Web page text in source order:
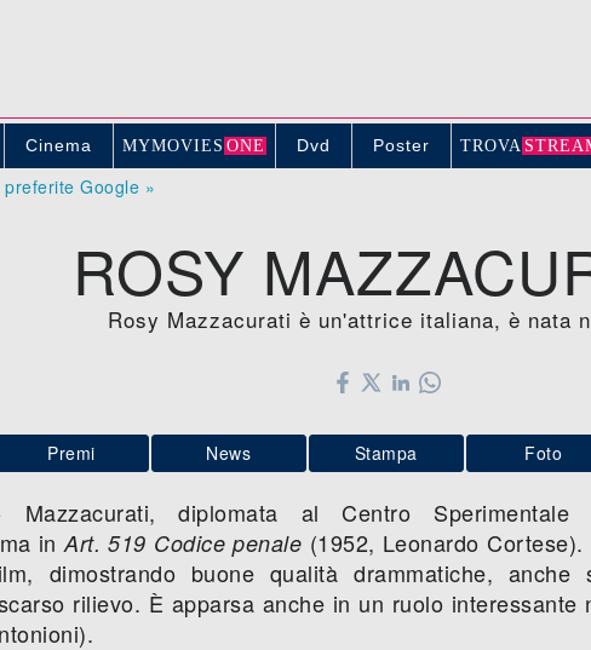
Cinema MYMOVIE S ONE Dvd Poster TROVA
Google »
ROSY
Rosy Mazzacurati è un'attrice italiana, è nata
Premi News Stampa Foto
diplomata al Centro Sperimentale
inArt. 519 Codice penale (1952, Leonardo Cortese).
dimostrando buone qualità drammatiche, anche
rilievo. È apparsa anche in un ruolo interessante